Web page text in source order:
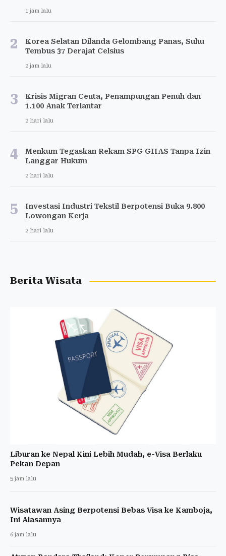
1 jam lalu
2
Korea Selatan Dilanda Gelombang Panas, Suhu
Tembus 37 Derajat Celsius
2 jam lalu
3
Krisis Migran Ceuta, Penampungan Penuh dan
1.100 Anak Terlantar
2 hari lalu
4
Menkum Tegaskan Rekam SPG GIIAS Tanpa Izin
Langgar Hukum
2 hari lalu
5
Investasi Industri Tekstil Berpotensi Buka 9.800
Lowongan Kerja
2 hari lalu
Berita Wisata
Liburan ke Nepal Kini Lebih Mudah, e-Visa Berlaku
Pekan Depan
5 jam lalu
Wisatawan Asing Berpotensi Bebas Visa ke Kamboja,
Ini Alasannya
6 jam lalu